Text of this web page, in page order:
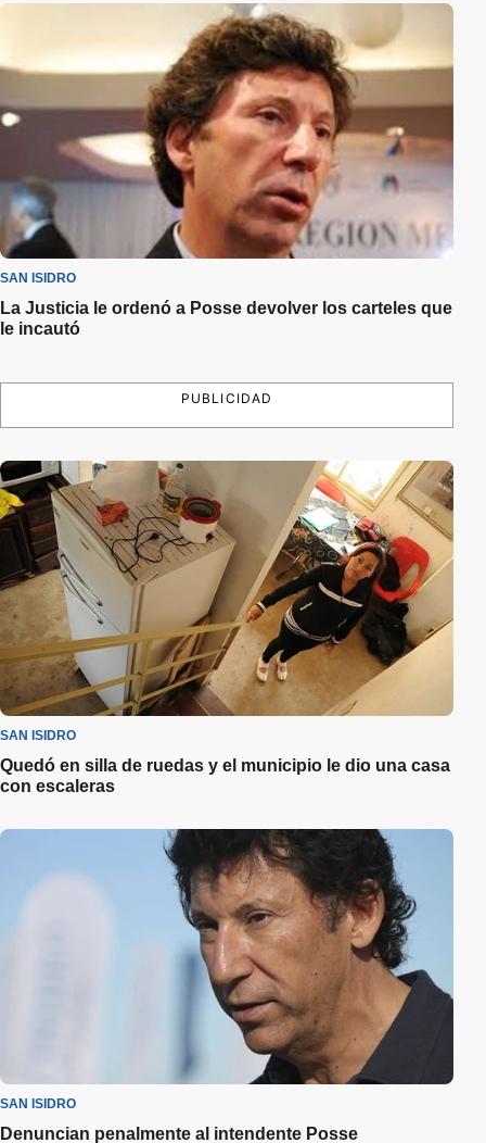
SAN ISIDRO
La Justicia le ordenó a Posse devolver los carteles que
le incautó
PUBLICIDAD
SAN ISIDRO
Quedó en silla de ruedas y el municipio le dio una casa
con escaleras
SAN ISIDRO
Denuncian penalmente al intendente Posse